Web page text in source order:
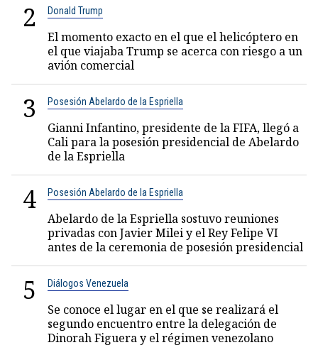
2 Donald Trump
El momento exacto en el que el helicóptero en
el que viajaba Trump se acerca con riesgo a un
avión comercial
3 Posesión Abelardo de la Espriella
Gianni Infantino, presidente de la FIFA, llegó a
Cali para la posesión presidencial de Abelardo
de la Espriella
4 Posesión Abelardo de la Espriella
Abelardo de la Espriella sostuvo reuniones
privadas con Javier Milei y el Rey Felipe VI
antes de la ceremonia de posesión presidencial
5 Diálogos Venezuela
Se conoce el lugar en el que se realizará el
segundo encuentro entre la delegación de
Dinorah Figuera y el régimen venezolano